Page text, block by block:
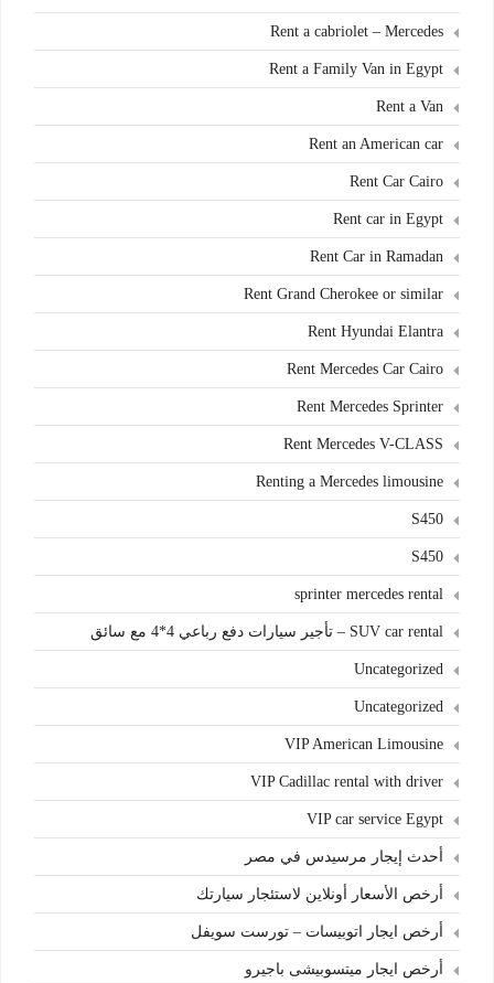
Rent a cabriolet – Mercedes
Rent a Family Van in Egypt
Rent a Van
Rent an American car
Rent Car Cairo
Rent car in Egypt
Rent Car in Ramadan
Rent Grand Cherokee or similar
Rent Hyundai Elantra
Rent Mercedes Car Cairo
Rent Mercedes Sprinter
Rent Mercedes V-CLASS
Renting a Mercedes limousine
S450
S450
sprinter mercedes rental
SUV car rental – تأجير سيارات دفع رباعي 4*4 مع سائق
Uncategorized
Uncategorized
VIP American Limousine
VIP Cadillac rental with driver
VIP car service Egypt
أحدث إيجار مرسيدس في مصر
أرخص الأسعار أونلاين لاستئجار سيارتك
أرخص ايجار اتوبيسات – تورست سويفل
أرخص ايجار ميتسوبيشى باجيرو